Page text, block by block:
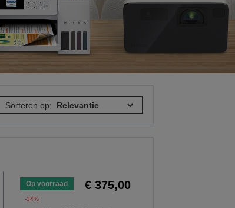
Sorteren op:
Op voorraad € 375,00
-34%